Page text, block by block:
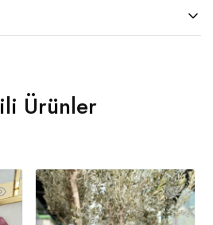
Ürünler